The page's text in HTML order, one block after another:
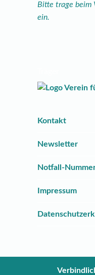
Bitte trage beim
ein.
Kontakt
Newsletter
Notfall-
Impressum